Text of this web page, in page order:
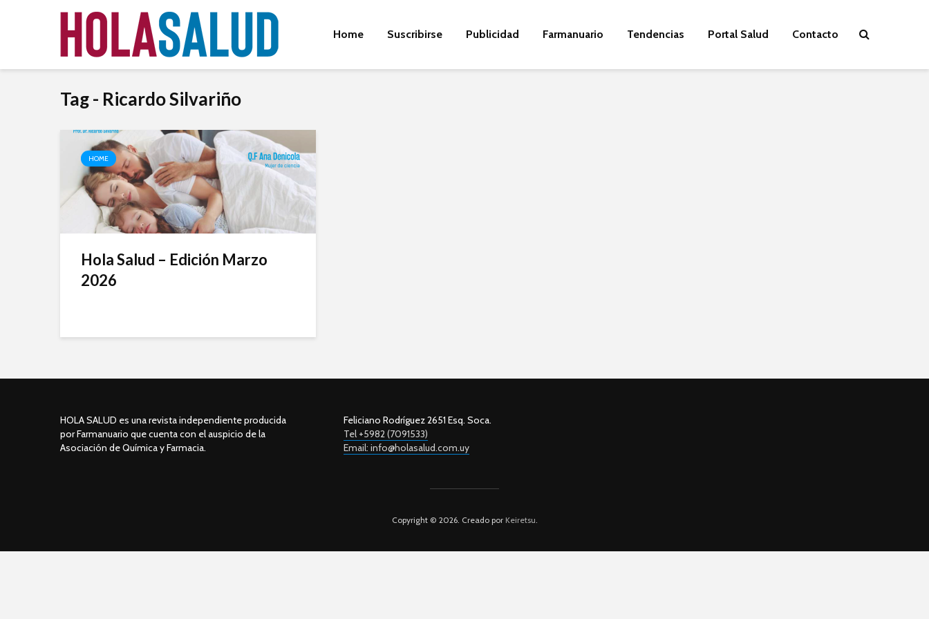
Home Suscribirse Publicidad Farmanuario Tendencias Portal Salud Contacto
Tag - Ricardo Silvariño
HOME
Hola Salud – Edición Marzo
2026
HOLA SALUD es una revista independiente producida
por Farmanuario que cuenta con el auspicio de la
Asociación de Química y Farmacia.
Feliciano Rodríguez 2651 Esq. Soca.
Tel +5982 (7091533)
Email: info@holasalud.com.uy
Copyright © 2026. Creado porKeiretsu.